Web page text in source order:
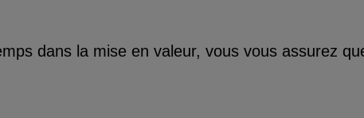
dans la mise en valeur, vous vous assurez